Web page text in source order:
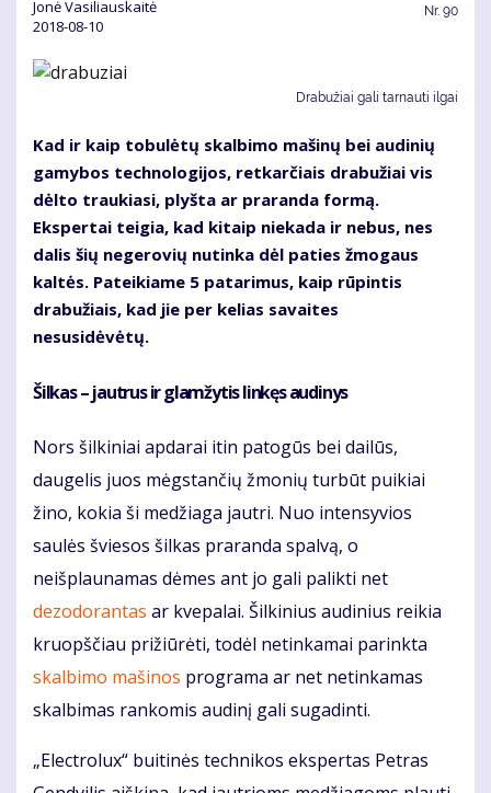
Jonė Vasiliauskaitė
2018-08-10
Nr. 90
Drabužiai gali tarnauti ilgai
Kad ir kaip tobulėtų skalbimo mašinų bei audinių
gamybos technologijos, retkarčiais drabužiai vis
dėlto traukiasi, plyšta ar praranda formą.
Ekspertai teigia, kad kitaip niekada ir nebus, nes
dalis šių negerovių nutinka dėl paties žmogaus
kaltės. Pateikiame 5 patarimus, kaip rūpintis
drabužiais, kad jie per kelias savaites
nesusidėvėtų.
Šilkas – jautrus ir glamžytis linkęs audinys
Nors šilkiniai apdarai itin patogūs bei dailūs,
daugelis juos mėgstančių žmonių turbūt puikiai
žino, kokia ši medžiaga jautri. Nuo intensyvios
saulės šviesos šilkas praranda spalvą, o
neišplaunamas dėmes ant jo gali palikti net
dezodorantas ar kvepalai. Šilkinius audinius reikia
kruopščiau prižiūrėti, todėl netinkamai parinkta
skalbimo mašinos programa ar net netinkamas
skalbimas rankomis audinį gali sugadinti.
„Electrolux“ buitinės technikos ekspertas Petras